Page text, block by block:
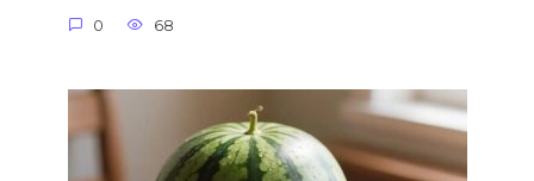
0 68